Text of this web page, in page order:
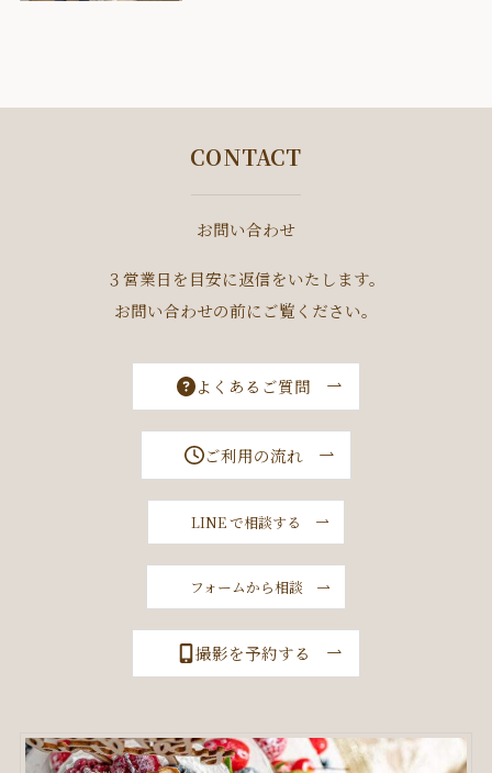
CONTACT
お問い合わせ
３営業日を目安に返信をいたします。
お問い合わせの前にご覧ください。
よくあるご質問
ご利用の流れ
LINE で相談する
フォームから相談
撮影を予約する